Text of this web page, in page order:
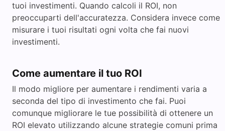
tuoi investimenti. Quando calcoli il ROI, non
preoccuparti dell'accuratezza. Considera invece come
misurare i tuoi risultati ogni volta che fai nuovi
investimenti.
Come aumentare il tuo ROI
Il modo migliore per aumentare i rendimenti varia a
seconda del tipo di investimento che fai. Puoi
comunque migliorare le tue possibilità di ottenere un
ROI elevato utilizzando alcune strategie comuni prima